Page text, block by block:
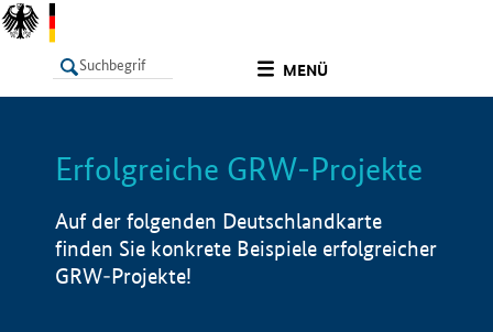
MENÜ
LISTE Info
Erfolgreiche GRW-Projekte
Auf der folgenden Deutschlandkarte
finden Sie konkrete Beispiele erfolgreicher
GRW-Projekte!